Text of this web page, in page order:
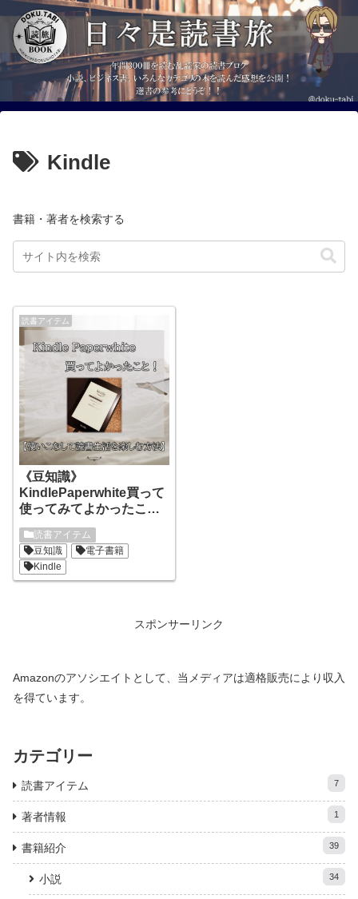
Kindle
書籍・著者を検索する
読書アイテム
《豆知識》
KindlePaperwhite買って
使ってみてよかったこ
と！ベスト３！
読書アイテム
豆知識
電子書籍
Kindle
スポンサーリンク
Amazonのアソシエイトとして、当メディアは適格販売により収入
を得ています。
カテゴリー
読書アイテム 7
著者情報 1
書籍紹介 39
小説 34